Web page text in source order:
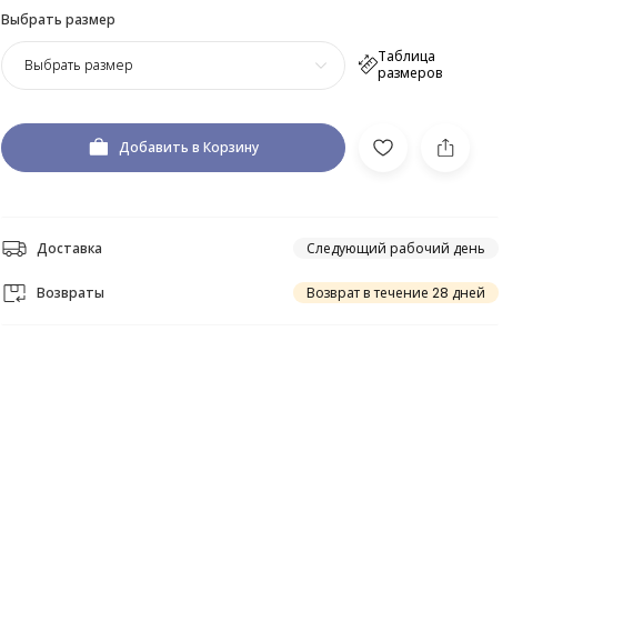
Выбрать размер
Таблица
размеров
Выбрать размер
Добавить в Корзину
Доставка Следующий рабочий день
Возвраты Возврат в течение 28 дней